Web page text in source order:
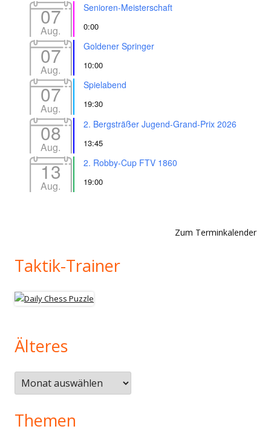
07
Aug.
Senioren-Meisterschaft
0:00
07
Aug.
Goldener Springer
10:00
07
Aug.
Spielabend
19:30
08
Aug.
2. Bergsträßer Jugend-Grand-Prix 2026
13:45
13
Aug.
2. Robby-Cup FTV 1860
19:00
Zum Terminkalender
Taktik-Trainer
Älteres
Älteres
Themen